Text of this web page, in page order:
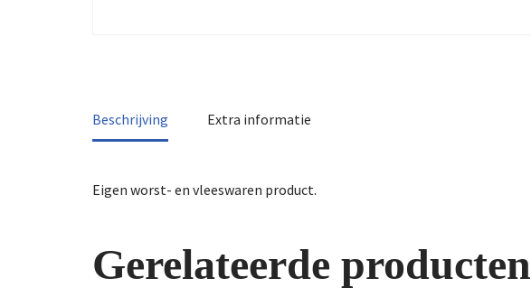
Beschrijving Extra informatie
Eigen worst- en vleeswaren product.
Gerelateerde producten